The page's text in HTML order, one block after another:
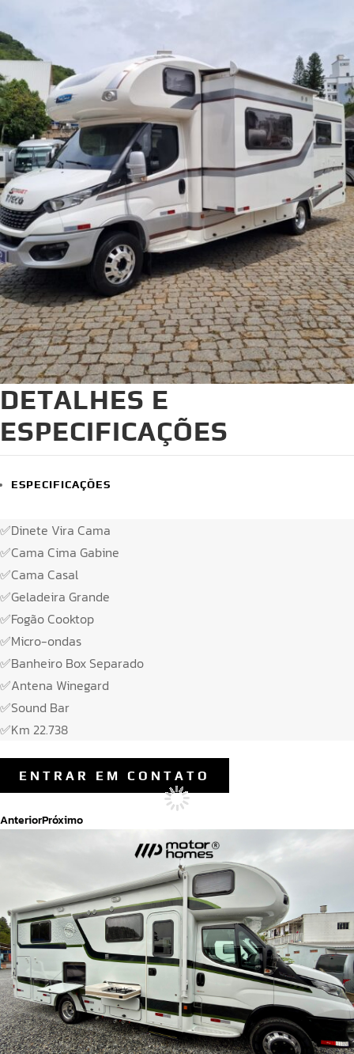
DETALHES E
ESPECIFICAÇÕES
ESPECIFICAÇÕES
✅Dinete Vira Cama
✅Cama Cima Gabine
✅Cama Casal
✅Geladeira Grande
✅Fogão Cooktop
✅Micro-ondas
✅Banheiro Box Separado
✅Antena Winegard
✅Sound Bar
✅Km 22.738
ENTRAR EM CONTATO
AnteriorPróximo